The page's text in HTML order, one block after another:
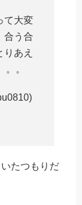
て大変
合う合
あえ
。
たつもりだ